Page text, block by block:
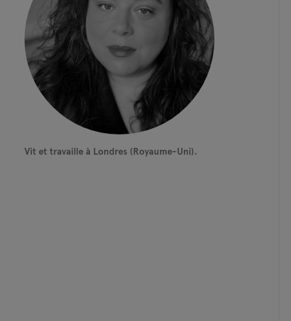
Vit et travaille à Londres (Royaume-Uni).